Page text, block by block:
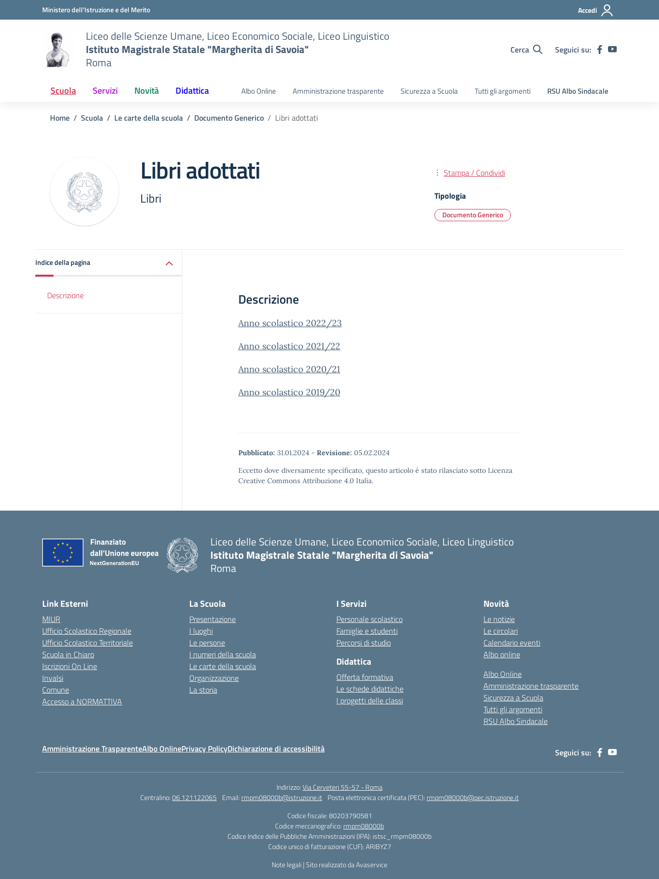
Vai ai contenuti
Vai al menu di navigazioneMinistero dell'Istruzione e del Merito Accedi
Liceo delle Scienze Umane, Liceo Economico Sociale, Liceo Linguistico
Istituto Magistrale Statale "Margherita di Savoia"
Roma
Cerca Seguici su:
Scuola Servizi Novità Didattica Albo Online Amministrazione trasparente Sicurezza a Scuola Tutti gli argomenti RSU Albo Sindacale
Home Scuola Le carte della scuola Documento Generico Libri adottati
Libri adottati
Libri
Stampa / Condividi
Tipologia
Documento Generico
Indice della pagina
Descrizione Descrizione
Anno scolastico 2022/23
Anno scolastico 2021/22
Anno scolastico 2020/21
Anno scolastico 2019/20
Pubblicato: 31.01.2024 - Revisione: 05.02.2024
Eccetto dove diversamente specificato, questo articolo è stato rilasciato sotto Licenza
Creative Commons Attribuzione 4.0 Italia.
Liceo delle Scienze Umane, Liceo Economico Sociale, Liceo Linguistico
Istituto Magistrale Statale "Margherita di Savoia"
Roma
Link Esterni
MIUR
Ufficio Scolastico Regionale
Ufficio Scolastico Territoriale
Scuola in Chiaro
Iscrizioni On Line
Invalsi
Comune
Accesso a NORMATTIVA
La Scuola
Presentazione
I luoghi
Le persone
I numeri della scuola
Le carte della scuola
Organizzazione
La storia
I Servizi
Personale scolastico
Famiglie e studenti
Percorsi di studio
Didattica
Offerta formativa
Le schede didattiche
I progetti delle classi
Novità
Le notizie
Le circolari
Calendario eventi
Albo online
Albo Online
Amministrazione trasparente
Sicurezza a Scuola
Tutti gli argomenti
RSU Albo Sindacale
Amministrazione TrasparenteAlbo OnlinePrivacy PolicyDichiarazione di accessibilità Seguici su:
Indirizzo:Via Cerveteri 55-57 - Roma
Centralino:06 121122065 Email: rmpm08000b@istruzione.it Posta elettronica certificata (PEC): rmpm08000b@pec.istruzione.it
Codice fiscale: 80203790581
Codice meccanografico: rmpm08000b
Codice Indice delle Pubbliche Amministrazioni (IPA): istsc_rmpm08000b
Codice unico di fatturazione (CUF): ARIBYZ7
Note legali |Sito realizzato da Avaservice